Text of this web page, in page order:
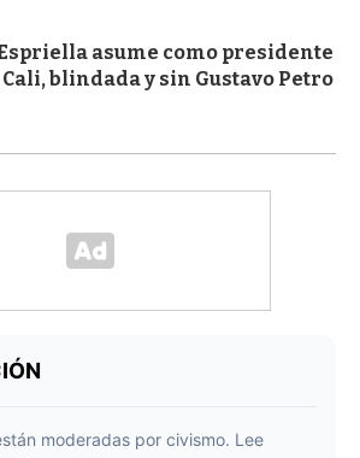
asume como presidente
blindada y sin Gustavo Petro